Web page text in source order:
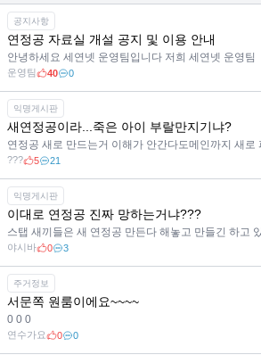
공지사항
연정공 자료실 개설 공지 및 이용 안내
안녕하세요 세연넷 운영팀입니다 저희 세연넷 운영팀
운영팀 40 0
익명게시판
새연정공이라...죽은 아이 부랄만지기냐?
??? 5 21
익명게시판
이대로 연정공 진짜 망하는거냐???
스탭 새끼들은 새 연정공 만든다 해놓고 만들긴 하고
야시바 0 3
주거정보
서문쪽 원룸이에요~~~~
0 0 0
연수가요 0 0